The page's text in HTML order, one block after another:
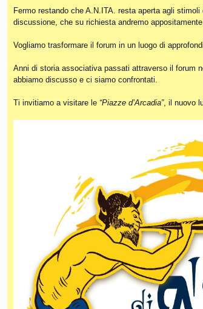
di
Fermo restando che A.N.ITA. resta aperta agli
discussione, che su richiesta andremo
Vogliamo trasformare il forum in un luogo di
Anni di storia associativa passati attraverso il forum
abbiamo discusso e ci siamo confrontati.
Ti invitiamo a visitare le “Piazze d’Arcadia”, il nuovo